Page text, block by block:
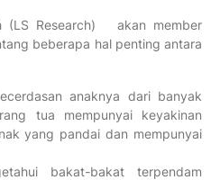
(LS Research) akan member
beberapa hal penting antara
anaknya dari banyak
tua mempunyai keyakinan
yang pandai dan mempunyai
bakat-bakat terpendam